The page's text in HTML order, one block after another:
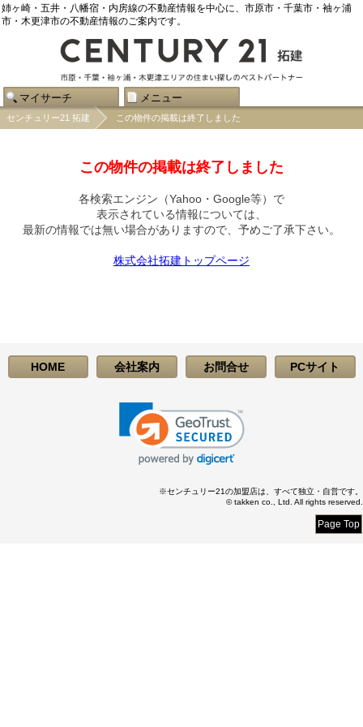
姉ヶ崎・五井・八幡宿・内房線の不動産情報を中心に、市原市・千葉市・袖ヶ浦
市・木更津市の不動産情報のご案内です。
メニュー
マイサーチ
センチュリー21 拓建 この物件の掲載は終了しました
この物件の掲載は終了しました
各検索エンジン（Yahoo・Google等）で
表示されている情報については、
最新の情報では無い場合がありますので、 予めご了承下さい。
株式会社拓建トップページ
HOME 会社案内 お問合せ PCサイト
※センチュリー21の加盟店は、すべて独立・自営です。
© takken co., Ltd. All rights reserved.
Page Top